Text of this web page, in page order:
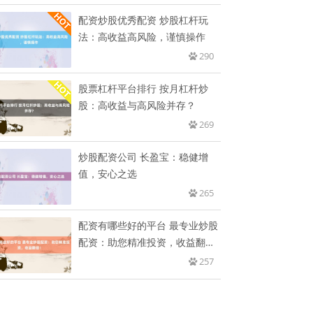
配资炒股优秀配资 炒股杠杆玩
法：高收益高风险，谨慎操作
290
股票杠杆平台排行 按月杠杆炒
股：高收益与高风险并存？
269
炒股配资公司 长盈宝：稳健增
值，安心之选
265
配资有哪些好的平台 最专业炒股
配资：助您精准投资，收益翻
257